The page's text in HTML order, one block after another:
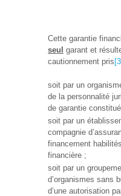
Cette garantie
seul garant et
cautionnement pris
soit par un
de la personnalité
de garantie
soit par un
compagnie
financement
financière ;
soit par un
d’organismes sans
d’une autorisation